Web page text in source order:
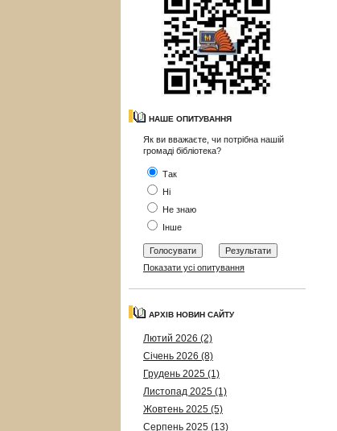
НАШЕ ОПИТУВАННЯ
Як ви вважаєте, чи потрібна нашій
громаді бібліотека?
Так
Ні
Не знаю
Інше
Показати усі опитування
АРХІВ НОВИН САЙТУ
Лютий 2026 (2)
Січень 2026 (8)
Грудень 2025 (1)
Листопад 2025 (1)
Жовтень 2025 (5)
Серпень 2025 (13)